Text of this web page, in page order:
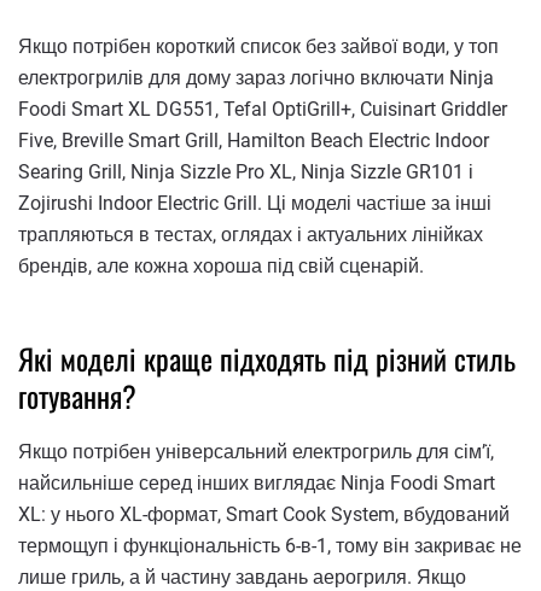
Якщо потрібен короткий список без зайвої води, у топ
електрогрилів для дому зараз логічно включати Ninja
Foodi Smart XL DG551, Tefal OptiGrill+, Cuisinart Griddler
Five, Breville Smart Grill, Hamilton Beach Electric Indoor
Searing Grill, Ninja Sizzle Pro XL, Ninja Sizzle GR101 і
Zojirushi Indoor Electric Grill. Ці моделі частіше за інші
трапляються в тестах, оглядах і актуальних лінійках
брендів, але кожна хороша під свій сценарій.
Які моделі краще підходять під різний стиль
готування?
Якщо потрібен універсальний електрогриль для сім’ї,
найсильніше серед інших виглядає Ninja Foodi Smart
XL: у нього XL-формат, Smart Cook System, вбудований
термощуп і функціональність 6-в-1, тому він закриває не
лише гриль, а й частину завдань аерогриля. Якщо